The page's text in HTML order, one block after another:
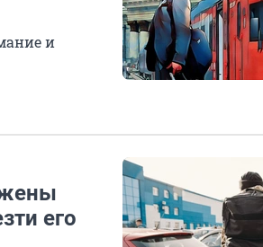
и
жены
его